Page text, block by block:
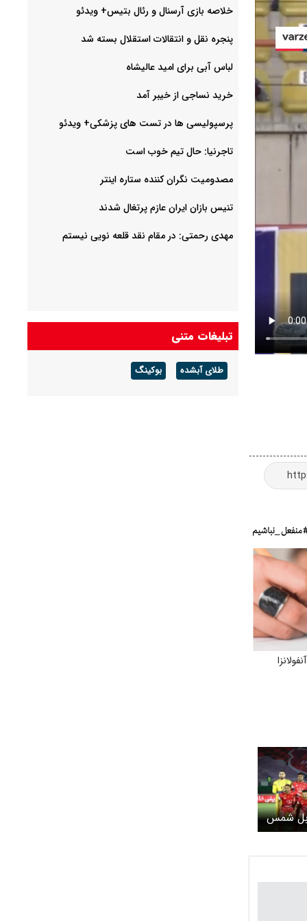
شمس
خلاصه بازی آرسنال و رئال بتیس+ ویدئو
پنجره نقل و انتقالات استقلال بسته شد
لباس آبی برای امید عالیشاه
خرید نساجی از خیبر آمد
پرسپولیسی ها در تست های پزشکی+ ویدئو
تاجرنیا: حال تیم خوب است
مصدومیت نگران کننده ستاره اینتر
تنیس بازان ایران عازم پرتغال شدند
مهدی رحمتی: در مقام نقد قلعه نویی نیستم
تبلیغات متنی
طلای آبشده بوکینگ